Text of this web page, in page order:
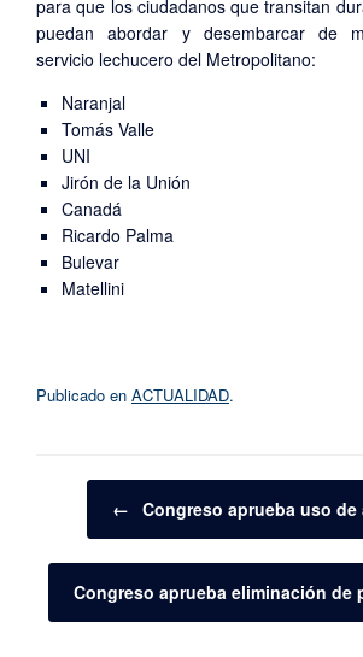
para que los ciudadanos que transitan
puedan abordar y desembarcar de
servicio lechucero del Metropolitano:
Naranjal
Tomás Valle
UNI
Jirón de la Unión
Canadá
Ricardo Palma
Bulevar
Matellini
Publicado en ACTUALIDAD.
← Congreso aprueba uso
Congreso aprueba eliminación de